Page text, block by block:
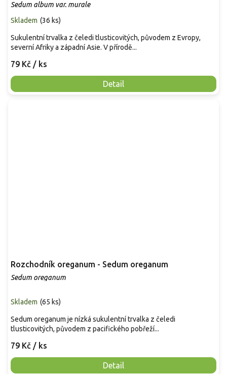
Sedum album var. murale
Skladem (36 ks)
79 Kč / ks
Detail
Sukulentní trvalka z čeledi tlusticovitých, původem z Evropy,
severní Afriky a západní Asie. V přírodě...
Rozchodník oreganum - Sedum oreganum
Sedum oreganum
Skladem (65 ks)
79 Kč / ks
Detail
Sedum oreganum je nízká sukulentní trvalka z čeledi
tlusticovitých, původem z pacifického pobřeží...